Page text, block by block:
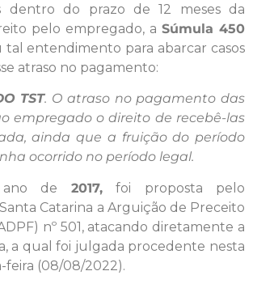
dentro do prazo de 12 meses da
pelo empregado, a Súmula 450
entendimento para abarcar casos
atraso no pagamento:
TST. O atraso no pagamento das
empregado o direito de recebê-las
ainda que a fruição do período
ocorrido no período legal.
ano de 2017,foi proposta pelo
Catarina a Arguição de Preceito
nº 501, atacando diretamente a
a qual foi julgada procedente nesta
(08/08/2022).